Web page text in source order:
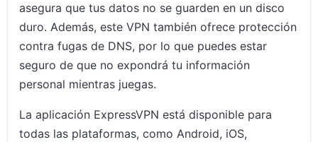
asegura que tus datos no se guarden en un disco
duro. Además, este VPN también ofrece protección
contra fugas de DNS, por lo que puedes estar
seguro de que no expondrá tu información
personal mientras juegas.
La aplicación ExpressVPN está disponible para
todas las plataformas, como Android, iOS,